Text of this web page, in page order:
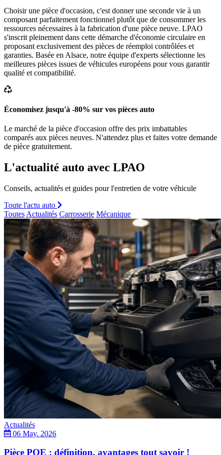
Choisir une pièce d'occasion, c'est donner une seconde vie à un
composant parfaitement fonctionnel plutôt que de consommer les
ressources nécessaires à la fabrication d'une pièce neuve. LPAO
s'inscrit pleinement dans cette démarche d'économie circulaire en
proposant exclusivement des pièces de réemploi contrôlées et
garanties. Basée en Alsace, notre équipe d'experts sélectionne les
meilleures pièces issues de véhicules européens pour vous garantir
qualité et compatibilité.
Économisez jusqu'à -80% sur vos pièces auto
Le marché de la pièce d'occasion offre des prix imbattables
comparés aux pièces neuves. N'attendez plus et faites votre demande
de pièce gratuitement.
L'actualité auto avec LPAO
Conseils, actualités et guides pour l'entretien de votre véhicule
Toute l'actu auto
Toutes Actualités Carrosserie Mécanique
Actualités
06 May. 2026
Pièce PQE : définition, avantages tout savoir !